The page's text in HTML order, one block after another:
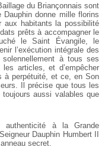
du Briançonnais sont
donne mille florins
aux habitants la possibilité
prêts à accompagner le
le Saint Évangile, le
l’exécution intégrale des
à tous ses
articles, et d’empêcher
à perpétuité, et ce, en Son
Il précise que tous les
aussi valables que
à la Grande
Dauphin Humbert II
secret.